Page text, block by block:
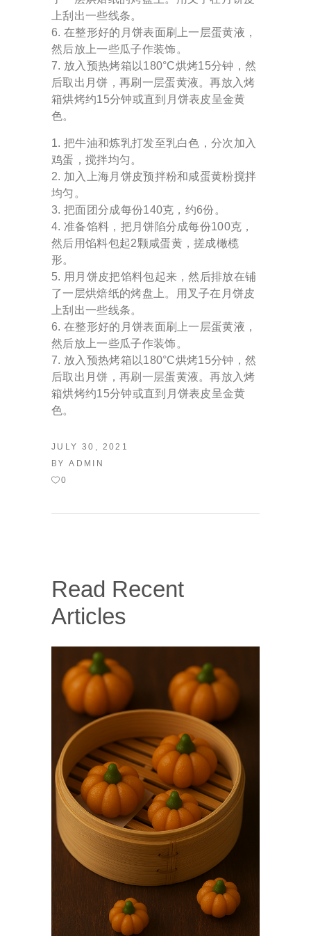
上刮出一些线条。
在整形好的月饼表面刷上一层蛋黄液，
然后放上一些瓜子作装饰。
放入预热烤箱以180°C烘烤15分钟，然
后取出月饼，再刷一层蛋黄液。再放入烤
箱烘烤约15分钟或直到月饼表皮呈金黄
色。
把牛油和炼乳打发至乳白色，分次加入
鸡蛋，搅拌均匀。
加入上海月饼皮预拌粉和咸蛋黄粉搅拌
均匀。
把面团分成每份140克，约6份。
准备馅料，把月饼陷分成每份100克，
然后用馅料包起2颗咸蛋黄，搓成橄榄
形。
用月饼皮把馅料包起来，然后排放在铺
了一层烘焙纸的烤盘上。用叉子在月饼皮
上刮出一些线条。
在整形好的月饼表面刷上一层蛋黄液，
然后放上一些瓜子作装饰。
放入预热烤箱以180°C烘烤15分钟，然
后取出月饼，再刷一层蛋黄液。再放入烤
箱烘烤约15分钟或直到月饼表皮呈金黄
色。
JULY 30, 2021
BYADMIN
0
Read Recent
Articles